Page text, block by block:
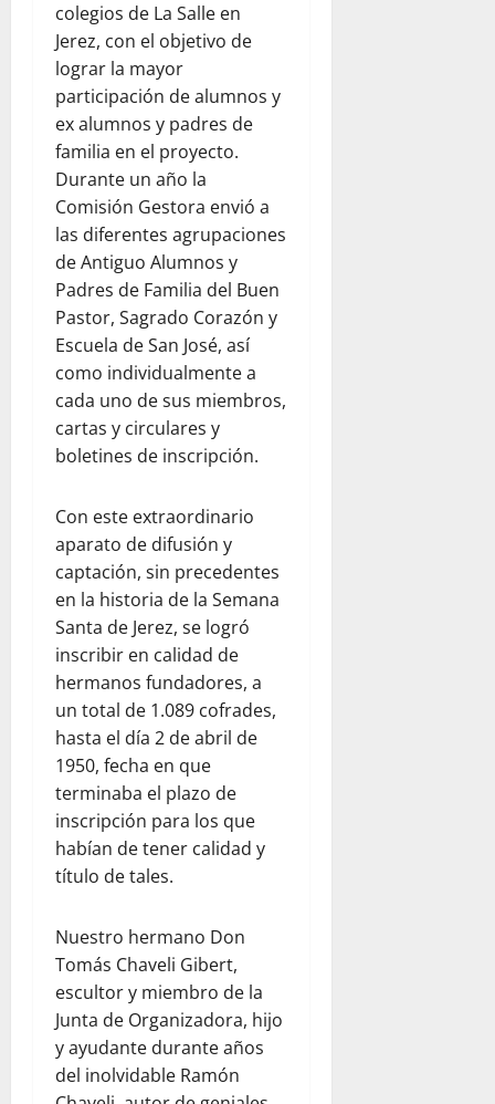
colegios de La Salle en
Jerez, con el objetivo de
lograr la mayor
participación de alumnos y
ex alumnos y padres de
familia en el proyecto.
Durante un año la
Comisión Gestora envió a
las diferentes agrupaciones
de Antiguo Alumnos y
Padres de Familia del Buen
Pastor, Sagrado Corazón y
Escuela de San José, así
como individualmente a
cada uno de sus miembros,
cartas y circulares y
boletines de inscripción.
Con este extraordinario
aparato de difusión y
captación, sin precedentes
en la historia de la Semana
Santa de Jerez, se logró
inscribir en calidad de
hermanos fundadores, a
un total de 1.089 cofrades,
hasta el día 2 de abril de
1950, fecha en que
terminaba el plazo de
inscripción para los que
habían de tener calidad y
título de tales.
Nuestro hermano Don
Tomás Chaveli Gibert,
escultor y miembro de la
Junta de Organizadora, hijo
y ayudante durante años
del inolvidable Ramón